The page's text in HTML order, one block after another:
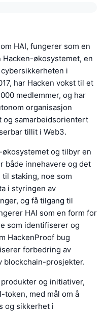
HAI, fungerer som en
økosystemet, en
i
har Hacken vokst til et
medlemmer, og har
organisasjon
og samarbeidsorientert
tillit i Web3.
og tilbyr en
både innehavere og det
staking, noe som
i styringen av
og få tilgang til
HAI som en form for
som identifiserer og
HackenProof bug
forbedring av
blockchain-prosjekter.
og initiativer,
token, med mål om å
og sikkerhet i